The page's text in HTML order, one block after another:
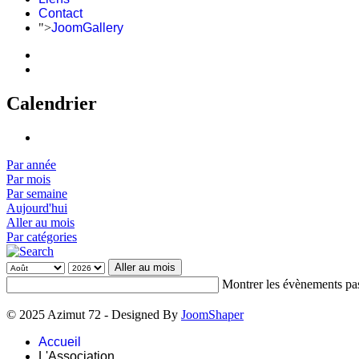
Contact
">JoomGallery
Calendrier
Par année
Par mois
Par semaine
Aujourd'hui
Aller au mois
Par catégories
Aller au mois
Montrer les évènements
© 2025 Azimut 72 - Designed By JoomShaper
Accueil
L'Association